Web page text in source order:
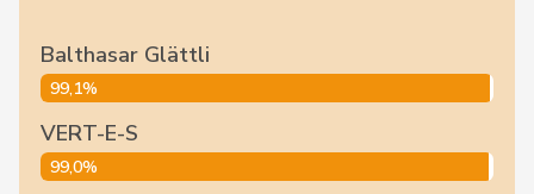
Balthasar Glättli
99,1%
VERT-E-S
99,0%